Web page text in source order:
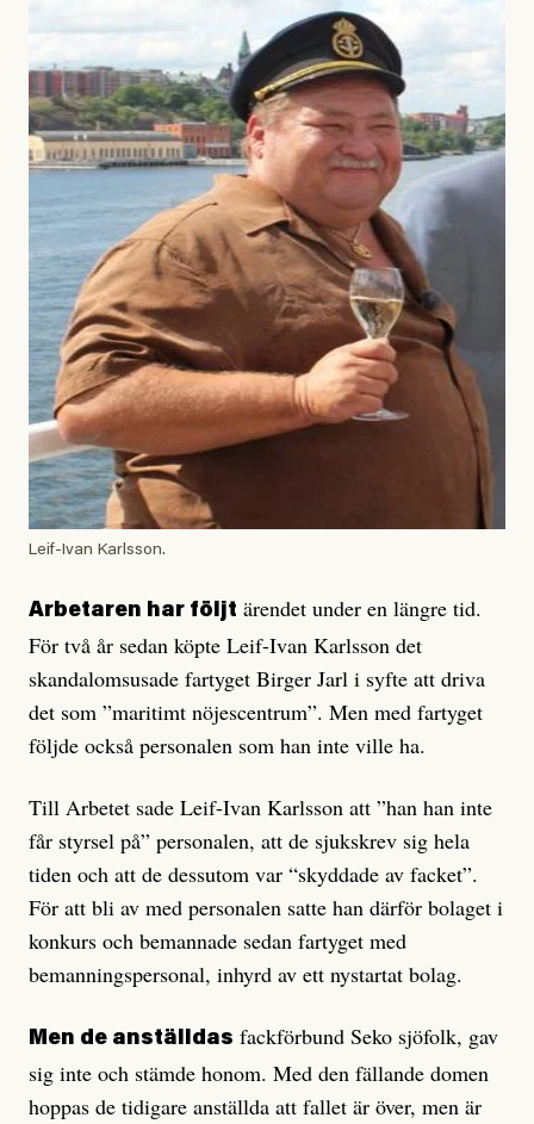
Leif-Ivan Karlsson.
Arbetaren har följt ärendet under en längre tid.
För två år sedan köpte Leif-Ivan Karlsson det
skandalomsusade fartyget Birger Jarl i syfte att driva
det som ”maritimt nöjescentrum”. Men med fartyget
följde också personalen som han inte ville ha.
Till Arbetet sade Leif-Ivan Karlsson att ”han han inte
får styrsel på” personalen, att de sjukskrev sig hela
tiden och att de dessutom var “skyddade av facket”.
För att bli av med personalen satte han därför bolaget i
konkurs och bemannade sedan fartyget med
bemanningspersonal, inhyrd av ett nystartat bolag.
Men de anställdas fackförbund Seko sjöfolk, gav
sig inte och stämde honom. Med den fällande domen
hoppas de tidigare anställda att fallet är över, men är